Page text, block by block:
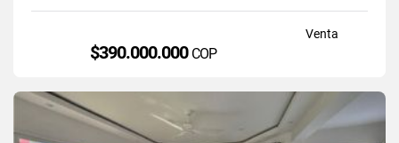
Venta
$390.000.000 COP